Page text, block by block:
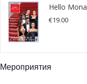
Радамель Фалькао.
проникающий пас
отметки, но под
колумбийский
исполняет штрафной
Hello
€19.00
Мероприятия